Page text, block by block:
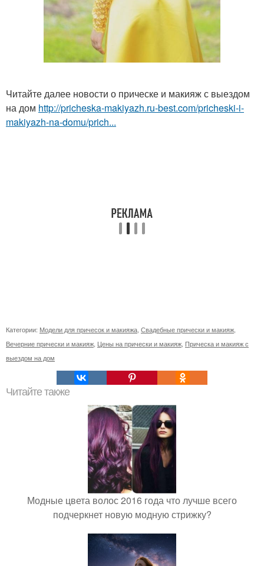
Читайте далее новости о прическе и макияж с выездом
на дом http://pricheska-makiyazh.ru-best.com/pricheski-i-
makiyazh-na-domu/prich...
Категории: Модели для причесок и макияжа Свадебные прически и макияж
Вечерние прически и макияж Цены на прически и макияж Прическа и макияж с
выездом на дом
Читайте также
Модные цвета волос 2016 года что лучше всего
подчеркнет новую модную стрижку?